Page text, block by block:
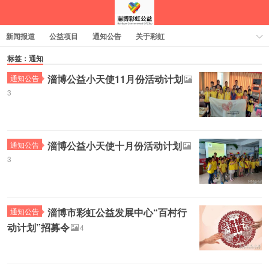
新闻报道 公益项目 通知公告 关于彩虹
标签：通知
通知公告 淄博公益小天使11月份活动计划
3
通知公告 淄博公益小天使十月份活动计划
3
通知公告
淄博市彩虹公益发展中心“百村行
动计划”招募令
4